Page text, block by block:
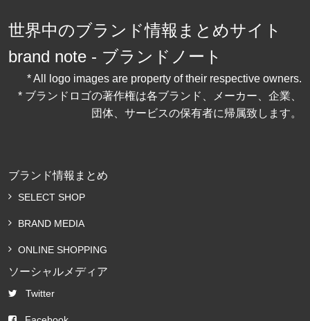
世界中のブランド情報まとめサイト
brand note - ブランドノート
* All logo images are property of their respective owners.
* ブランドロゴの著作権は各ブランド、メーカー、企業、
団体、サービスの保有者に帰属致します。
ブランド情報まとめ
SELECT SHOP
BRAND MEDIA
ONLINE SHOPPING
ソーシャルメディア
Twitter